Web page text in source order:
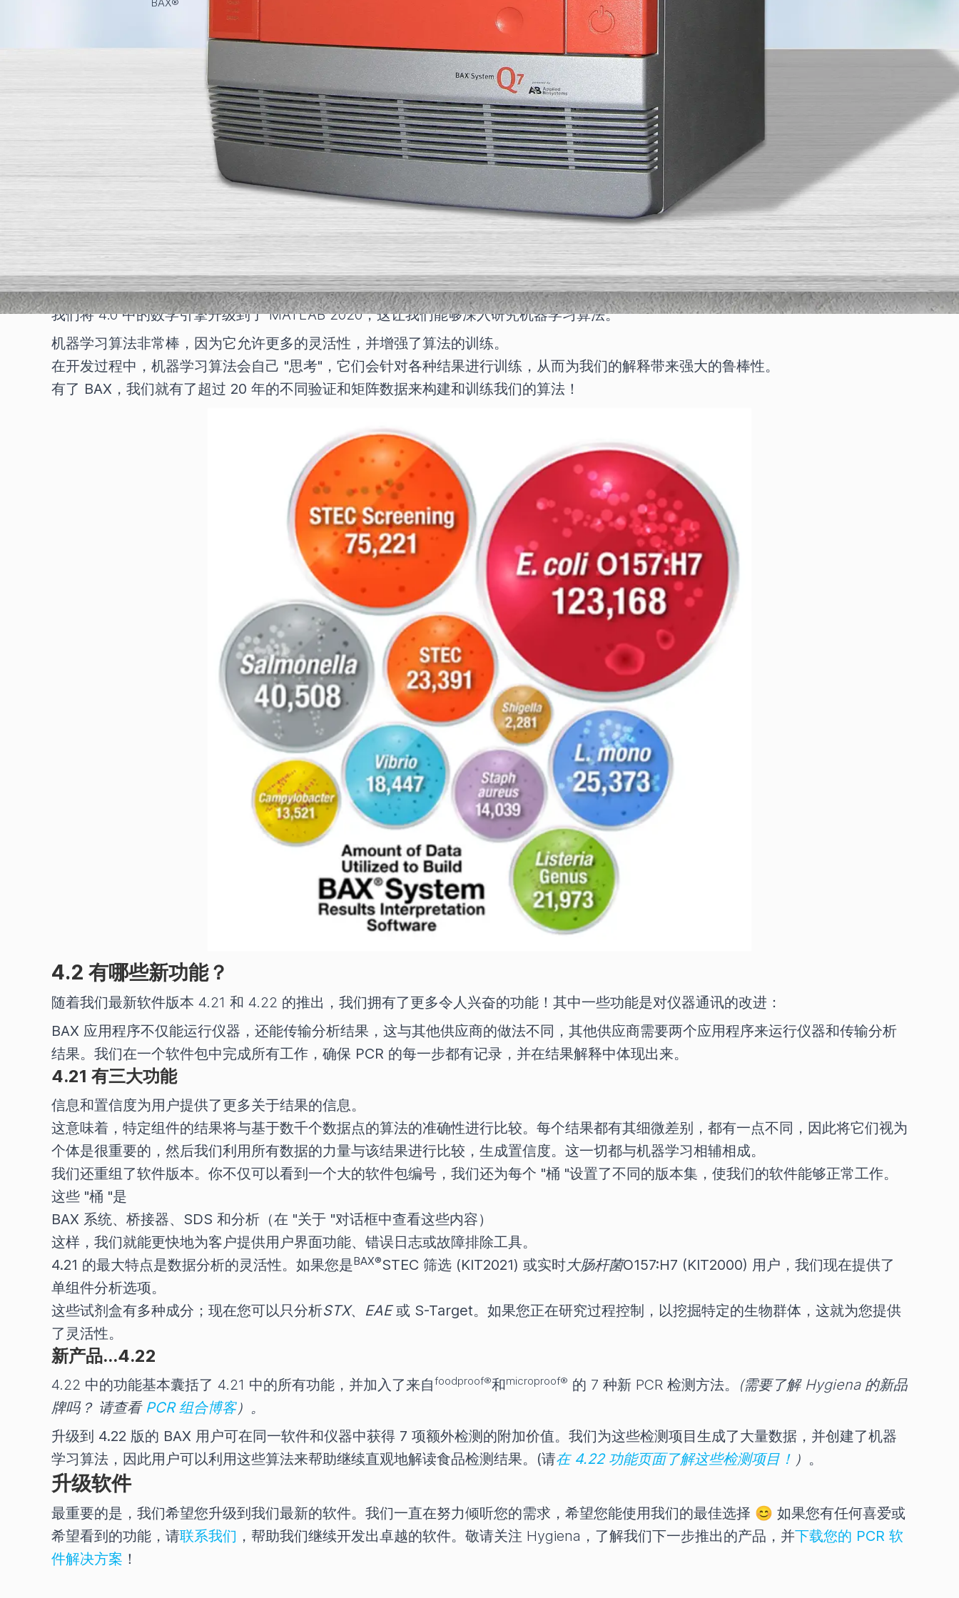
System Q7 仪器目前可用的 PCR 软件版本。如果您正在使用 BAX 系统和相关试剂盒，我们强烈建议您始终使用现
有的最新软件，即 2022 年 8 月的 4.22 版软件。
您可能使用的是旧版本，但我们强烈建议您尽快更新；您将希望获得目前新增的所有功能和优点。
我们的软件版本有 3.6、3.7、4.0、4.21 和最新的 4.22。
3.6 和 3.7 均适用于 Windows 7 和 Windows 10。
3.7 之后的所有软件版本仅适用于 Windows 10。
如果您使用的是 3.6 或 3.7 版本，升级的价值在于您将获得增强的数学引擎、新的用户界面应用程序、新的导出选项、校准改进、安装
改进、故障排除和错误报告，以及一些新的化验目标。
如果您使用的是 Windows 7 电脑，我们可以将其升级到 Windows 10。升级后的电脑体积更小，占用的实验室空间更少，同时还具有
Windows 10 的安全功能。
我们是如何从 3 升级到 4 的？
我们将 4.0 中的数学引擎升级到了 MATLAB 2020，这让我们能够深入研究机器学习算法。
机器学习算法非常棒，因为它允许更多的灵活性，并增强了算法的训练。
在开发过程中，机器学习算法会自己 "思考"，它们会针对各种结果进行训练，从而为我们的解释带来强大的鲁棒性。
有了 BAX，我们就有了超过 20 年的不同验证和矩阵数据来构建和训练我们的算法！
4.2 有哪些新功能？
随着我们最新软件版本 4.21 和 4.22 的推出，我们拥有了更多令人兴奋的功能！其中一些功能是对仪器通讯的改进：
BAX 应用程序不仅能运行仪器，还能传输分析结果，这与其他供应商的做法不同，其他供应商需要两个应用程序来运行仪器和传输分析
结果。我们在一个软件包中完成所有工作，确保 PCR 的每一步都有记录，并在结果解释中体现出来。
4.21 有三大功能
信息和置信度为用户提供了更多关于结果的信息。
这意味着，特定组件的结果将与基于数千个数据点的算法的准确性进行比较。每个结果都有其细微差别，都有一点不同，因此将它们视为
个体是很重要的，然后我们利用所有数据的力量与该结果进行比较，生成置信度。这一切都与机器学习相辅相成。
我们还重组了软件版本。你不仅可以看到一个大的软件包编号，我们还为每个 "桶 "设置了不同的版本集，使我们的软件能够正常工作。
这些 "桶 "是
BAX 系统、桥接器、SDS 和分析（在 "关于 "对话框中查看这些内容）
这样，我们就能更快地为客户提供用户界面功能、错误日志或故障排除工具。
4.21 的最大特点是数据分析的灵活性。如果您是BAX®STEC 筛选 (KIT2021) 或实时大肠杆菌O157:H7 (KIT2000) 用户，我们现在提供了
单组件分析选项。
这些试剂盒有多种成分；现在您可以只分析STX、 EAE或 S-Target。如果您正在研究过程控制，以挖掘特定的生物群体，这就为您提供
了灵活性。
新产品...4.22
4.22 中的功能基本囊括了 4.21 中的所有功能，并加入了来自foodproof®和microproof® 的 7 种新 PCR 检测方法。
(需要了解 Hygiena 的新品
牌吗？ 请查看 PCR 组合博客）。
升级到 4.22 版的 BAX 用户可在同一软件和仪器中获得 7 项额外检测的附加价值。我们为这些检测项目生成了大量数据，并创建了机器
学习算法，因此用户可以利用这些算法来帮助继续直观地解读食品检测结果。(请在 4.22 功能页面了解这些检测项目！ ） 。
升级软件
最重要的是，我们希望您升级到我们最新的软件。我们一直在努力倾听您的需求，希望您能使用我们的最佳选择 😊 如果您有任何喜爱或
希望看到的功能，请联系我们 ，帮助我们继续开发出卓越的软件。敬请关注 Hygiena，了解我们下一步推出的产品，并下载您的 PCR 软
件解决方案 ！